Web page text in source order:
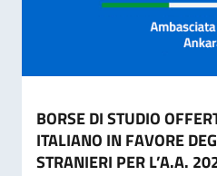
BORSE DI STUDIO
ITALIANO IN FAVORE
STRANIERI PER L’A.A.